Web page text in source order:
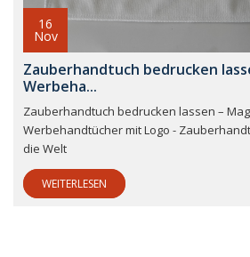
16
Nov
Zauberhandtuch bedrucken
Werbeha...
Zauberhandtuch bedrucken lassen –
Werbehandtücher mit Logo -
die Welt
WEITERLESEN